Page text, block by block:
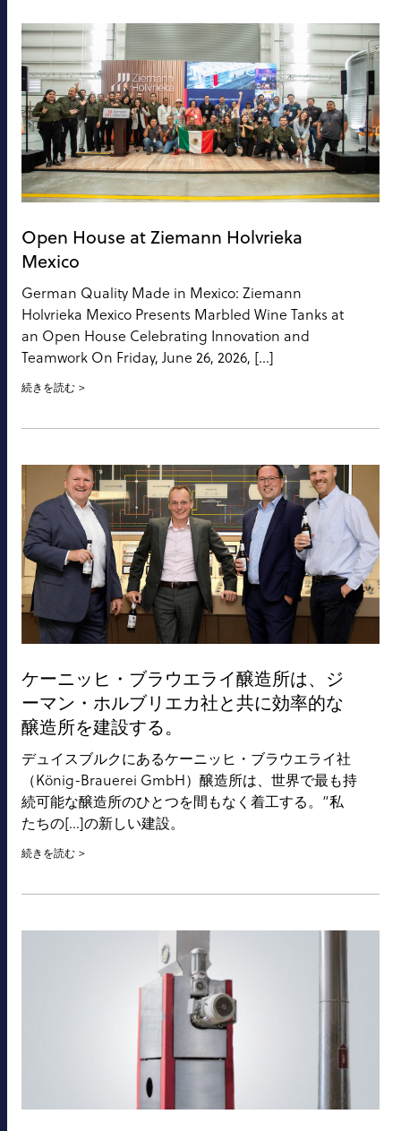
Open House at Ziemann Holvrieka
Mexico
German Quality Made in Mexico: Ziemann
Holvrieka Mexico Presents Marbled Wine Tanks at
an Open House Celebrating Innovation and
Teamwork On Friday, June 26, 2026, […]
続きを読む
ケーニッヒ・ブラウエライ醸造所は、ジ
ーマン・ホルブリエカ社と共に効率的な
醸造所を建設する。
デュイスブルクにあるケーニッヒ・ブラウエライ社
（König-Brauerei GmbH）醸造所は、世界で最も持
続可能な醸造所のひとつを間もなく着工する。“私
たちの[...]の新しい建設。
続きを読む